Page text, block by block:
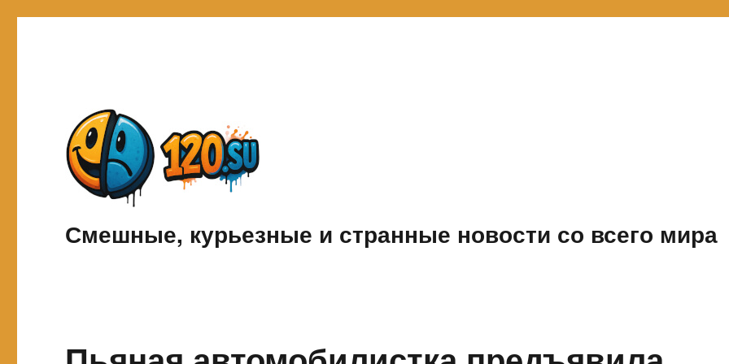
Смешные, курьезные и странные новости со всего мира